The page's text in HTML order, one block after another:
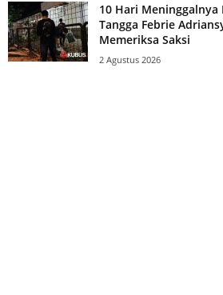
10 Hari Meninggalnya
Tangga Febrie
Memeriksa Saksi
2 Agustus 2026